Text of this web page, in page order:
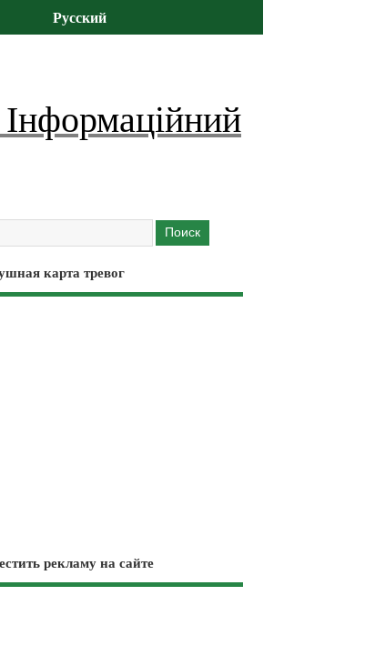
Русский
карта тревог
рекламу на сайте